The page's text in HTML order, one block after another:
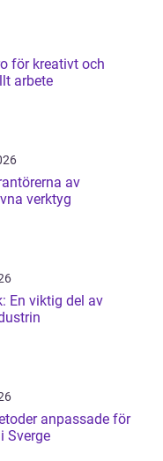
för kreativt och
arbete
av
verktyg
En viktig del av
anpassade för
Sverge